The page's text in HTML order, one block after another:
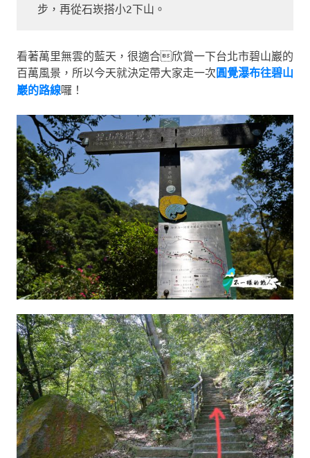
步，再從石崁搭小2下山。
看著萬里無雲的藍天，很適合欣賞一下台北市碧山巖的
百萬風景，所以今天就決定帶大家走一次圓覺瀑布往碧山
巖的路線囉！